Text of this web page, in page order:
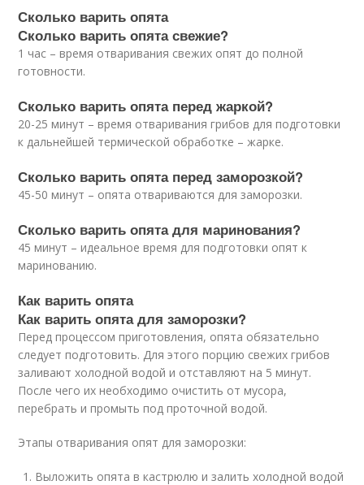
Сколько варить опята
Сколько варить опята свежие?
1 час – время отваривания свежих опят до полной
готовности.
Сколько варить опята перед жаркой?
20-25 минут – время отваривания грибов для подготовки
к дальнейшей термической обработке – жарке.
Сколько варить опята перед заморозкой?
45-50 минут – опята отвариваются для заморозки.
Сколько варить опята для маринования?
45 минут – идеальное время для подготовки опят к
маринованию.
Как варить опята
Как варить опята для заморозки?
Перед процессом приготовления, опята обязательно
следует подготовить. Для этого порцию свежих грибов
заливают холодной водой и отставляют на 5 минут.
После чего их необходимо очистить от мусора,
перебрать и промыть под проточной водой.
Этапы отваривания опят для заморозки:
Выложить опята в кастрюлю и залить холодной водой